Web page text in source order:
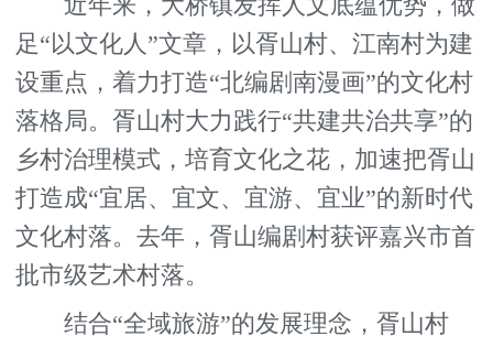
近年来，大桥镇发挥人文底蕴优势，做
足“以文化人”文章，以胥山村、江南村为建
设重点，着力打造“北编剧南漫画”的文化村
落格局。胥山村大力践行“共建共治共享”的
乡村治理模式，培育文化之花，加速把胥山
打造成“宜居、宜文、宜游、宜业”的新时代
文化村落。去年，胥山编剧村获评嘉兴市首
批市级艺术村落。
结合“全域旅游”的发展理念，胥山村